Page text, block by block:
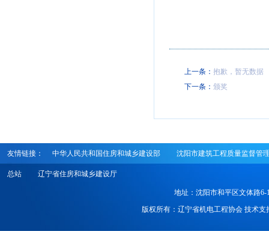
上一条： 抱歉，暂无数据
下一条： 颁奖
友情链接： 中华人民共和国住房和城乡建设部 沈阳市建筑工程质量监督管
总站 辽宁省住房和城乡建设厅
地址：沈阳市和平区文体路
版权所有：辽宁省机电工程协会 技术支